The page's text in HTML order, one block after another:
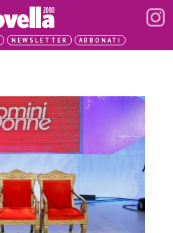
NEWSLETTER ABBONATI